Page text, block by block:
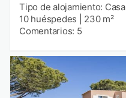
Tipo de alojamiento: Casa
10 huéspedes
230 m²
Comentarios: 5